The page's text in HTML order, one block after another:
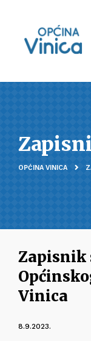
OPĆINA VINICA
Zapisnik
Vinica
8.9.2023.